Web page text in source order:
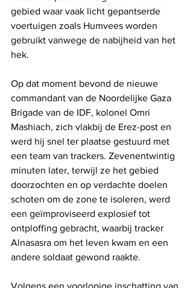
gebied waar vaak licht gepantserde
voertuigen zoals Humvees worden
gebruikt vanwege de nabijheid van het
hek.
Op dat moment bevond de nieuwe
commandant van de Noordelijke Gaza
Brigade van de IDF, kolonel Omri
Mashiach, zich vlakbij de Erez-post en
werd hij snel ter plaatse gestuurd met
een team van trackers. Zevenentwintig
minuten later, terwijl ze het gebied
doorzochten en op verdachte doelen
schoten om de zone te isoleren, werd
een geïmproviseerd explosief tot
ontploffing gebracht, waarbij tracker
Alnasasra om het leven kwam en een
andere soldaat gewond raakte.
Volgens een voorlopige inschatting van